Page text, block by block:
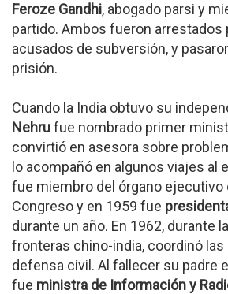
Feroze Gandhi, abogado parsi y
partido. Ambos fueron arrestados
acusados de subversión, y
prisión.
Cuando la India obtuvo su
Nehrufue nombrado primer
convirtió en asesora sobre
lo acompañó en algunos viajes al
fue miembro del órgano ejecutivo
Congreso y en 1959 fue
durante un año. En 1962, durante
fronteras chino-india, coordinó
defensa civil. Al fallecer su padre
fue ministra de Información y